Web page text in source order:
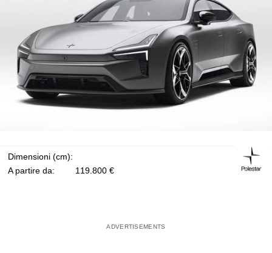
Dimensioni (cm):
A partire da:
119.800 €